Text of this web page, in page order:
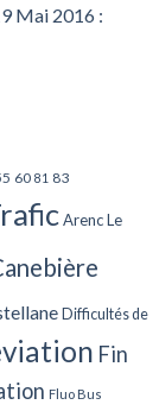
Mai 2016 :
60 81 83
Arenc Le
Difficultés de
Fin
Fluo Bus